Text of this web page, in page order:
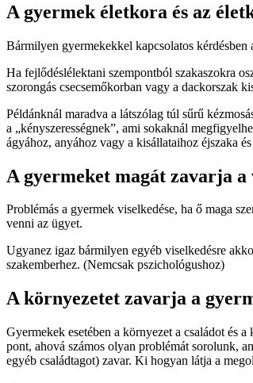
A gyermek életkora és az
Bármilyen gyermekekkel kapcsolatos
Ha fejlődéslélektani szempontból szakaszokra
szorongás csecsemőkorban vagy a dackorszak
Példánknál maradva a látszólag túl sűrű
a „kényszerességnek”, ami sokaknál
ágyához, anyához vagy a kisállataihoz éjszaka
A gyermeket magát zavarja a
Problémás a gyermek viselkedése, ha ő maga
venni az ügyet.
Ugyanez igaz bármilyen egyéb viselkedésre
szakemberhez. (Nemcsak pszichológushoz)
A környezetet zavarja a
Gyermekek esetében a környezet a családot és
pont, ahová számos olyan problémát sorolunk,
egyéb családtagot) zavar. Ki hogyan látja a